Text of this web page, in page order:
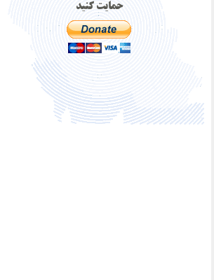
حمایت کنید